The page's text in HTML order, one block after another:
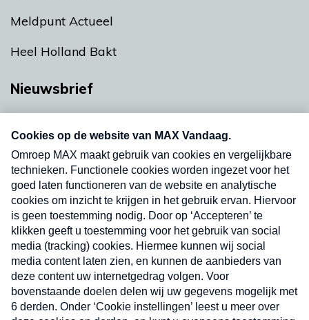
Meldpunt Actueel
Heel Holland Bakt
Nieuwsbrief
nieuwsbrief. Elke vrijdag- en dinsdagochtend in
uw mailbox.
Verzend